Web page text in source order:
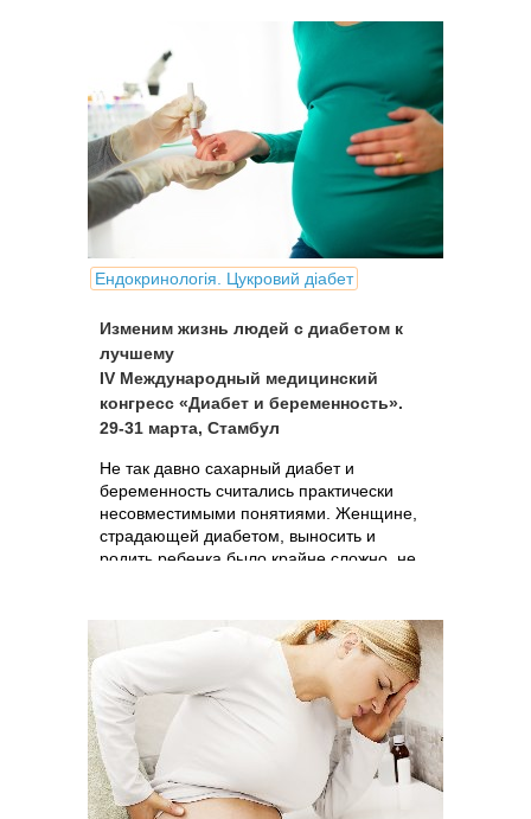
Ендокринологія. Цукровий діабет
Изменим жизнь людей с диабетом к
лучшему
IV Международный медицинский
конгресс «Диабет и беременность».
29-31 марта, Стамбул
Не так давно сахарный диабет и
беременность считались практически
несовместимыми понятиями. Женщине,
страдающей диабетом, выносить и
родить ребенка было крайне сложно, не